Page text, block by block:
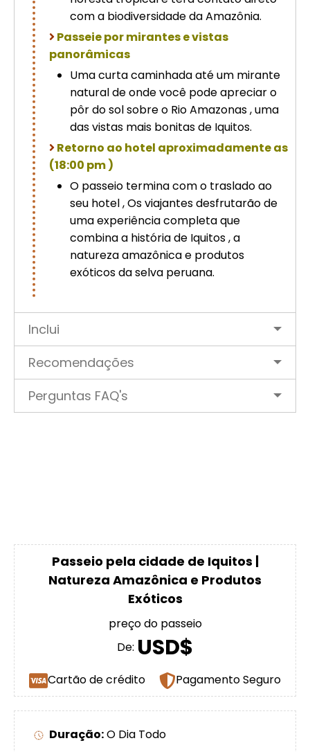
com a biodiversidade da Amazônia.
Passeie por mirantes e vistas
panorâmicas
Uma curta caminhada até um mirante
natural de onde você pode apreciar o
pôr do sol sobre o Rio Amazonas , uma
das vistas mais bonitas de Iquitos.
Retorno ao hotel aproximadamente as
(18:00 pm )
O passeio termina com o traslado ao
seu hotel , Os viajantes desfrutarão de
uma experiência completa que
combina a história de Iquitos , a
natureza amazônica e produtos
exóticos da selva peruana.
Inclui
Recomendações
Perguntas FAQ's
Passeio pela cidade de Iquitos |
Natureza Amazônica e Produtos
Exóticos
preço do passeio
De: USD$
Cartão de crédito Pagamento Seguro
Duração:O Dia Todo